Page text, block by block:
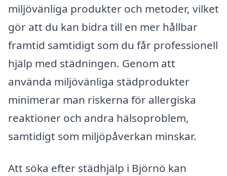
miljövänliga produkter och metoder, vilket
gör att du kan bidra till en mer hållbar
framtid samtidigt som du får professionell
hjälp med städningen. Genom att
använda miljövänliga städprodukter
minimerar man riskerna för allergiska
reaktioner och andra hälsoproblem,
samtidigt som miljöpåverkan minskar.
Att söka efter städhjälp i Björnö kan